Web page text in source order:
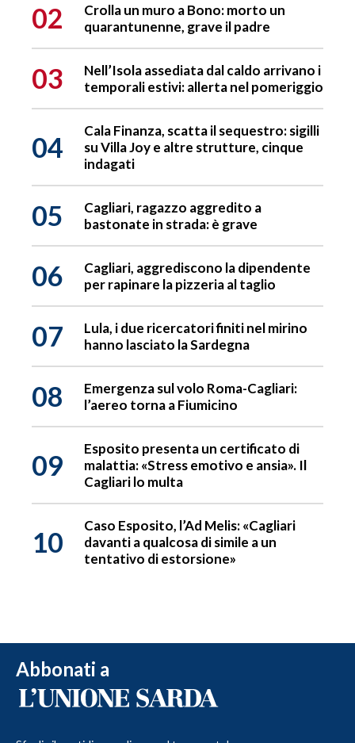
02
Crolla un muro a Bono: morto un
quarantunenne, grave il padre
03
Nell’Isola assediata dal caldo arrivano i
temporali estivi: allerta nel pomeriggio
04
Cala Finanza, scatta il sequestro: sigilli
su Villa Joy e altre strutture, cinque
indagati
05
Cagliari, ragazzo aggredito a
bastonate in strada: è grave
06
Cagliari, aggrediscono la dipendente
per rapinare la pizzeria al taglio
07
Lula, i due ricercatori finiti nel mirino
hanno lasciato la Sardegna
08
Emergenza sul volo Roma-Cagliari:
l’aereo torna a Fiumicino
09
Esposito presenta un certificato di
malattia: «Stress emotivo e ansia». Il
Cagliari lo multa
10
Caso Esposito, l’Ad Melis: «Cagliari
davanti a qualcosa di simile a un
tentativo di estorsione»
Abbonati a